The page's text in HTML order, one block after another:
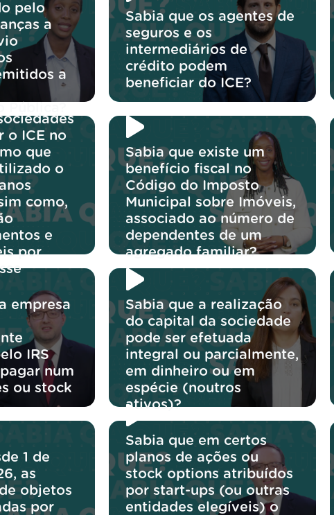
pelo
a
a
Sabia que os agentes de
seguros e os
intermediários de
crédito podem
beneficiar do ICE?
o ICE no
que
o
como,
e
por
Sabia que existe um
benefício fiscal no
Código do Imposto
Municipal sobre Imóveis,
associado ao número de
dependentes de um
agregado familiar?
empresa
IRS
num
ou stock
Sabia que a realização
do capital da sociedade
pode ser efetuada
integral ou parcialmente,
em dinheiro ou em
espécie (noutros
ativos)?
1 de
as
objetos
por
Sabia que em certos
planos de ações ou
stock options atribuídos
por start-ups (ou outras
entidades elegíveis) o